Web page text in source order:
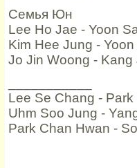
Семья Юн
Lee Ho Jae - Yoon
Kim Hee Jung -
Jo Jin Woong -
Lee Se Chang -
Uhm Soo Jung -
Park Chan Hwan -